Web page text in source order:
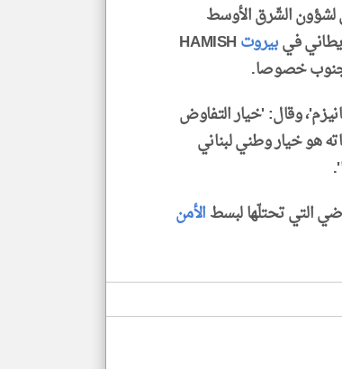
لشؤون الشّرق الأوسط
بيروتHAMISH
وقال: 'خيار التفاوض
هو خيار وطني لبناني
التي تحتلّها لبسطالأمن